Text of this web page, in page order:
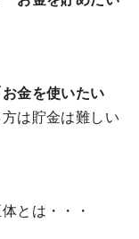
お金を使いたい
は貯金は難しい
とは・・・